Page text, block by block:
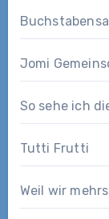
Jomi
So sehe ich
Tutti Frutti
Weil wir